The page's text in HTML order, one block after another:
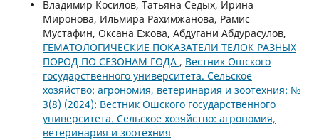
Владимир Косилов, Татьяна Седых, Ирина
Миронова, Ильмира Рахимжанова, Рамис
Мустафин, Оксана Ежова, Абдугани Абдурасулов,
ГЕМАТОЛОГИЧЕСКИЕ ПОКАЗАТЕЛИ ТЕЛОК РАЗНЫХ
ПОРОД ПО СЕЗОНАМ ГОДА , Вестник Ошского
государственного университета. Сельское
хозяйство: агрономия, ветеринария и зоотехния: №
3(8) (2024): Вестник Ошского государственного
университета. Сельское хозяйство: агрономия,
ветеринария и зоотехния